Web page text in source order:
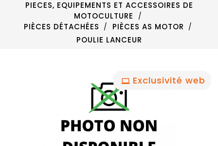
PIECES, EQUIPEMENTS ET ACCESSOIRES DE
MOTOCULTURE
PIÈCES DÉTACHÉES
PIÈCES AS MOTOR
POULIE LANCEUR
Exclusivité web